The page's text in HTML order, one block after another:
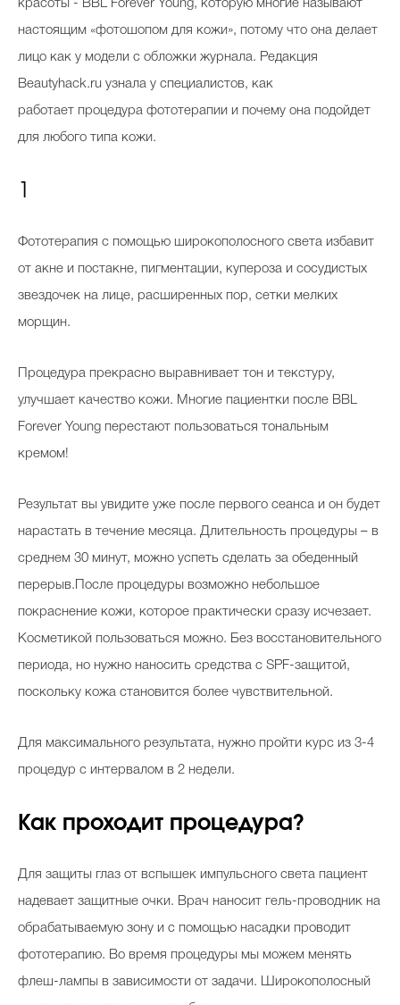
красоты - BBL Forever Young, которую многие называют
настоящим «фотошопом для кожи», потому что она делает
лицо как у модели с обложки журнала. Редакция
Beautyhack.ru узнала у специалистов, как
работает процедура фототерапии и почему она подойдет
для любого типа кожи.
Фототерапия с помощью широкополосного света избавит
от акне и постакне, пигментации, купероза и сосудистых
звездочек на лице, расширенных пор, сетки мелких
морщин.
Процедура прекрасно выравнивает тон и текстуру,
улучшает качество кожи. Многие пациентки после BBL
Forever Young перестают пользоваться тональным
кремом!
Результат вы увидите уже после первого сеанса и он будет
нарастать в течение месяца. Длительность процедуры – в
среднем 30 минут, можно успеть сделать за обеденный
перерыв.После процедуры возможно небольшое
покраснение кожи, которое практически сразу исчезает.
Косметикой пользоваться можно. Без восстановительного
периода, но нужно наносить средства с SPF-защитой,
поскольку кожа становится более чувствительной.
Для максимального результата, нужно пройти курс из 3-4
процедур с интервалом в 2 недели.
Как проходит процедура?
Для защиты глаз от вспышек импульсного света пациент
надевает защитные очки. Врач наносит гель-проводник на
обрабатываемую зону и с помощью насадки проводит
фототерапию. Во время процедуры мы можем менять
флеш-лампы в зависимости от задачи. Широкополосный